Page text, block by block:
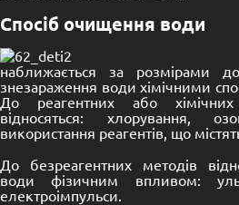
Спосіб очищення води
наближається за розмірами
знезараження води хімічними
До реагентних або хімічних
відносяться: хлорування,
використання реагентів, що
До безреагентних методів
води фізичним впливом:
електроімпульси.